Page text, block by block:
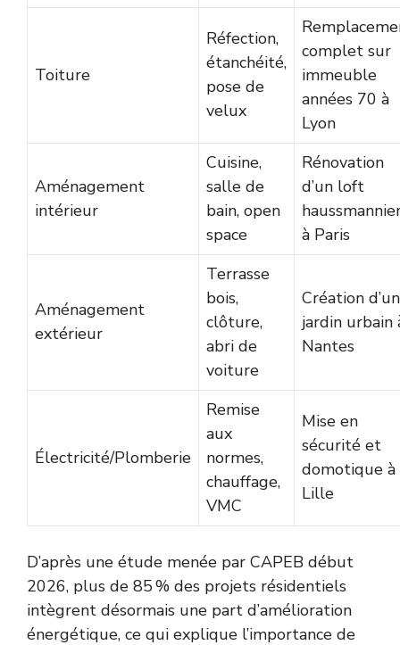
Toiture
Réfection,
étanchéité,
pose de
velux
complet sur
immeuble
années 70 à
Lyon
Aménagement
intérieur
Cuisine,
salle de
bain, open
space
Rénovation
d’un loft
à Paris
Aménagement
extérieur
Terrasse
bois,
clôture,
abri de
voiture
Création d’un
jardin urbain
Nantes
Électricité/Plomberie
Remise
aux
normes,
chauffage,
VMC
Mise en
sécurité et
domotique à
Lille
D’après une étude menée par CAPEB début
2026, plus de 85 % des projets résidentiels
intègrent désormais une part d’amélioration
énergétique, ce qui explique l’importance de